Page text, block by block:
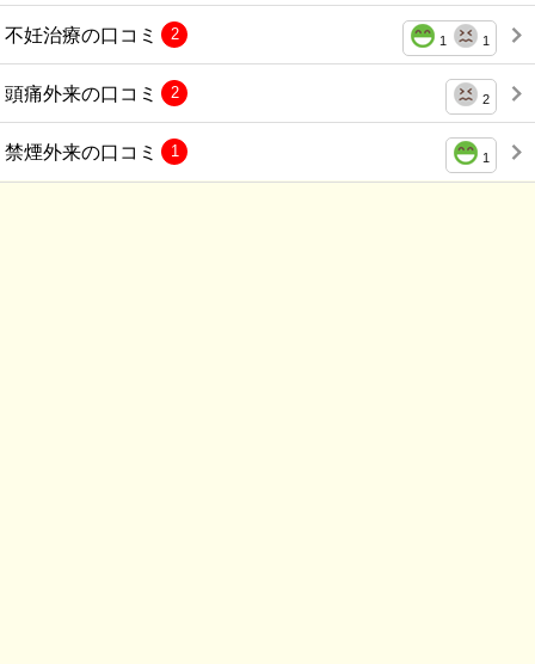
不妊治療の口コミ 1 1
2
頭痛外来の口コミ 2
2
禁煙外来の口コミ 1
1